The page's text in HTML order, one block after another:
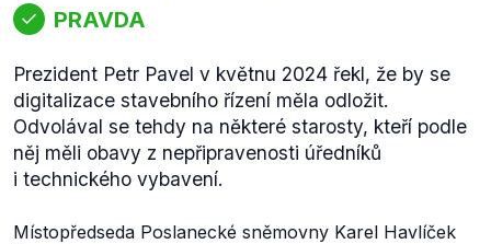
PRAVDA
Prezident Petr Pavel v květnu 2024 řekl, že by se
digitalizace stavebního řízení měla odložit.
Odvolával se tehdy na některé starosty, kteří podle
něj měli obavy z nepřipravenosti úředníků
i technického vybavení.
Místopředseda Poslanecké sněmovny Karel Havlíček